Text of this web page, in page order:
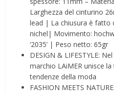
Larghezza del cinturino
lead | La chiusura è fatto
nichel| Movimento:
‘2035’ | Peso netto: 65gr
DESIGN & LIFESTYLE:
marchio LAiMER unisce
tendenze della moda
FASHION MEETS